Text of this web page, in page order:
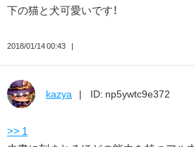
下の猫と犬可愛いです！
2018/01/14 00:43
kazya ID: np5ywtc9e372
>> 1